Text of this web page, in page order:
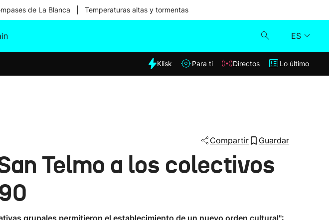
de La Blanca Temperaturas altas y tormentas
ES
Klisk
Lo último
Klisk Para ti Directos Lo último
Compartir Guardar
Telmo a los colectivos
grupales permitieron el establecimiento de un nuevo orden cultural":